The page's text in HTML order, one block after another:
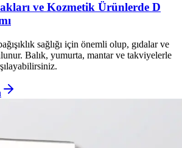
ve Kozmetik Ürünlerde D
sağlığı için önemli olup, gıdalar ve
Balık, yumurta, mantar ve takviyelerle